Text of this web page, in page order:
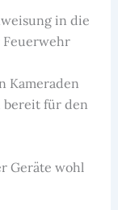
in die
Kameraden
bereit für den
Geräte wohl